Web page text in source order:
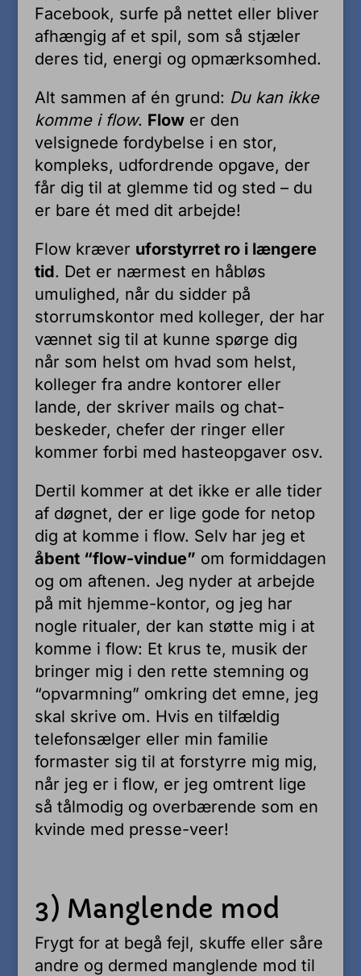
Facebook, surfe på nettet eller bliver
afhængig af et spil, som så stjæler
deres tid, energi og opmærksomhed.
Alt sammen af én grund: Du kan ikke
komme i flow. Flower den
velsignede fordybelse i en stor,
kompleks, udfordrende opgave, der
får dig til at glemme tid og sted – du
er bare ét med dit arbejde!
Flow kræver uforstyrret ro i længere
tid. Det er nærmest en håbløs
umulighed, når du sidder på
storrumskontor med kolleger, der har
vænnet sig til at kunne spørge dig
når som helst om hvad som helst,
kolleger fra andre kontorer eller
lande, der skriver mails og chat-
beskeder, chefer der ringer eller
kommer forbi med hasteopgaver osv.
Dertil kommer at det ikke er alle tider
af døgnet, der er lige gode for netop
dig at komme i flow. Selv har jeg et
åbent “flow-vindue” om formiddagen
og om aftenen. Jeg nyder at arbejde
på mit hjemme-kontor, og jeg har
nogle ritualer, der kan støtte mig i at
komme i flow: Et krus te, musik der
bringer mig i den rette stemning og
“opvarmning” omkring det emne, jeg
skal skrive om. Hvis en tilfældig
telefonsælger eller min familie
formaster sig til at forstyrre mig mig,
når jeg er i flow, er jeg omtrent lige
så tålmodig og overbærende som en
kvinde med presse-veer!
3) Manglende mod
Frygt for at begå fejl, skuffe eller såre
andre og dermed manglende mod til